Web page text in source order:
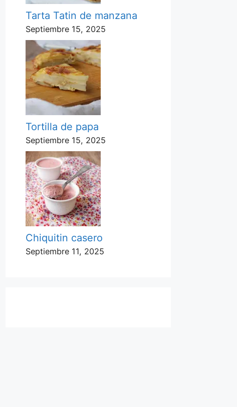
Tarta Tatin de manzana
Septiembre 15, 2025
Tortilla de papa
Septiembre 15, 2025
Chiquitin casero
Septiembre 11, 2025